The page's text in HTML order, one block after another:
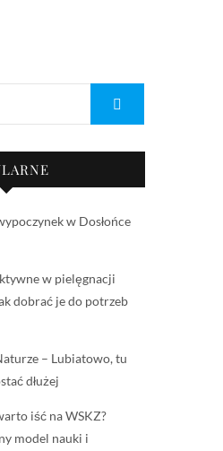
w Dosłońce
w pielęgnacji
dobrać je do potrzeb
– Lubiatowo, tu
dłużej
iść na WSKZ?
model nauki i